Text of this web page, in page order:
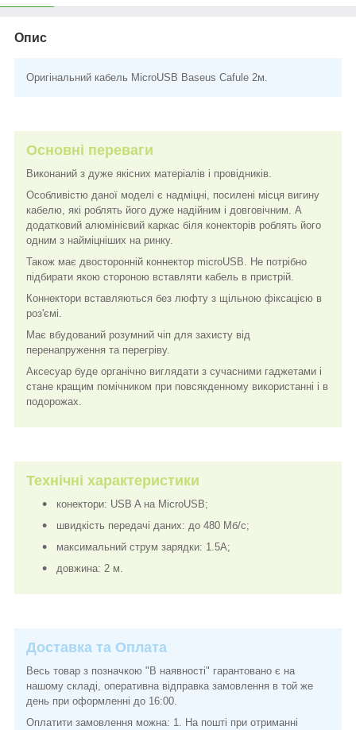
Опис
Оригінальний кабель MicroUSB Baseus Cafule 2м.
Основні переваги
Виконаний з дуже якісних матеріалів і провідників.
Особливістю даної моделі є надміцні, посилені місця вигину
кабелю, які роблять його дуже надійним і довговічним. А
додатковий алюмінієвий каркас біля конекторів роблять його
одним з найміцніших на ринку.
Також має двосторонній коннектор microUSB. Не потрібно
підбирати якою стороною вставляти кабель в пристрій.
Коннектори вставляються без люфту з щільною фіксацією в
роз'ємі.
Має вбудований розумний чіп для захисту від
перенапруження та перегріву.
Аксесуар буде органічно виглядати з сучасними гаджетами і
стане кращим помічником при повсякденному використанні і в
подорожах.
Технічні характеристики
конектори: USB A на MicroUSB;
швидкість передачі даних: до 480 Мб/с;
максимальний струм зарядки: 1.5A;
довжина: 2 м.
Доставка та Оплата
Весь товар з позначкою "В наявності" гарантовано є на
нашому складі, оперативна відправка замовлення в той же
день при оформленні до 16:00.
Оплатити замовлення можна: 1. На пошті при отриманні